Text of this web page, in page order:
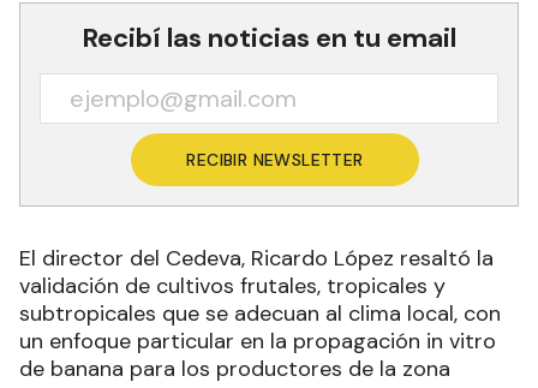
Recibí las noticias en tu email
RECIBIR NEWSLETTER
El director del Cedeva, Ricardo López resaltó la
validación de cultivos frutales, tropicales y
subtropicales que se adecuan al clima local, con
un enfoque particular en la propagación in vitro
de banana para los productores de la zona